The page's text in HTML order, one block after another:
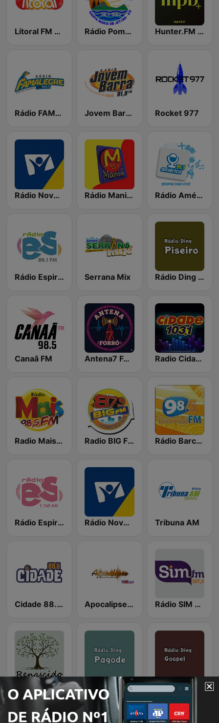
Litoral FM - Linhares Rádio Pomerana FM 98.5 Hunter.FM - MPB
Rádio FAMALEGRE 104.5 FM Jovem Barra FM Rocket 977
Rádio Novo Tempo - Vitória Rádio Mania FM Rádio América FM 91.1
Rádio Espirito Santo 89.1 FM Serrana Mix Rádio Ding - Piseiro
Canaã FM Antena7 Forró Radio Cidade 103.1 FM
Radio Mais 98.5 FM Radio BIG FM Rádio Barcos FM 98.5
Rádio Espirito Santo 1160 AM Rádio Novo Tempo - Afonso Claúdio Tribuna AM
Cidade 88.9 FM Apocalipse FM Rádio SIM FM - Aracruz
Web Rádio Renascido Rádio Ding - Pagode